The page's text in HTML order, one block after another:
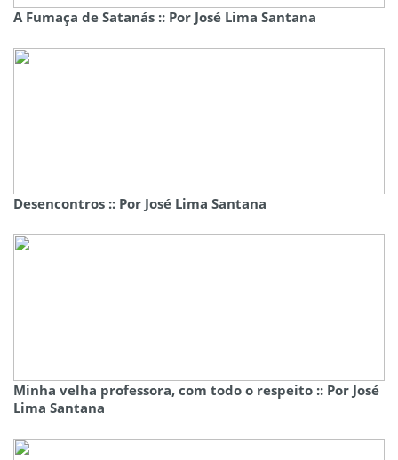
A Fumaça de Satanás :: Por José Lima Santana
Desencontros :: Por José Lima Santana
Minha velha professora, com todo o respeito :: Por José
Lima Santana